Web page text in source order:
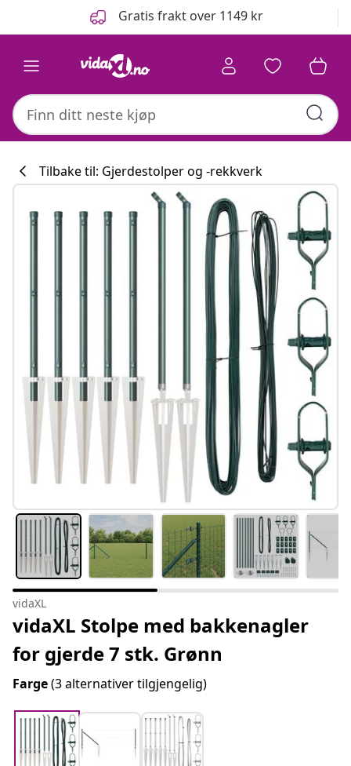
Gratis frakt over 1149 kr
Tilbake til: Gjerdestolper og -rekkverk
vidaXL
vidaXL Stolpe med bakkenagler
for gjerde 7 stk. Grønn
Farge(3 alternativer tilgjengelig)